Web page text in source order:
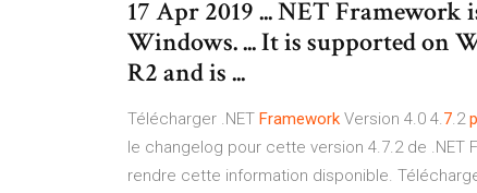
17 Apr 2019 ... NET
Windows. ... It is supported on
R2 and is ...
Télécharger .NET Framework Version 4.0 4.7.2
le changelog pour cette version 4.7.2 de .NET
rendre cette information disponible.